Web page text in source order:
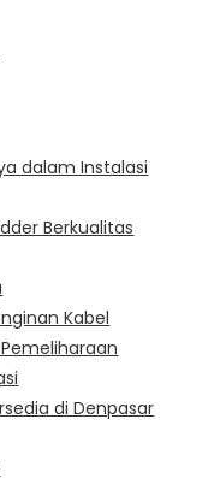
dalam Instalasi
Berkualitas
Kabel
di Denpasar